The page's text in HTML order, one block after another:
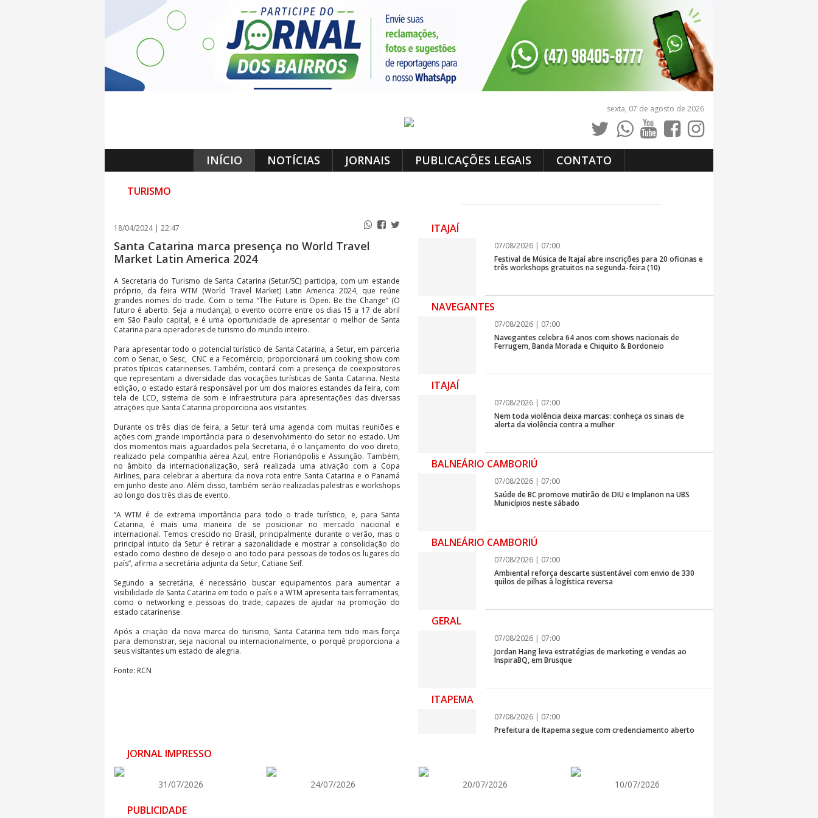
sexta, 07 de agosto de 2026
INÍCIO NOTÍCIAS JORNAIS PUBLICAÇÕES LEGAIS CONTATO
TURISMO
18/04/2024 | 22:47
Santa Catarina marca presença no World Travel
Market Latin America 2024
A Secretaria do Turismo de Santa Catarina (Setur/SC) participa, com um estande
próprio, da feira WTM (World Travel Market) Latin America 2024, que reúne
grandes nomes do trade. Com o tema “The Future is Open. Be the Change” (O
futuro é aberto. Seja a mudança), o evento ocorre entre os dias 15 a 17 de abril
em São Paulo capital, e é uma oportunidade de apresentar o melhor de Santa
Catarina para operadores de turismo do mundo inteiro.
Para apresentar todo o potencial turístico de Santa Catarina, a Setur, em parceria
com o Senac, o Sesc, CNC e a Fecomércio, proporcionará um cooking show com
pratos típicos catarinenses. Também, contará com a presença de coexpositores
que representam a diversidade das vocações turísticas de Santa Catarina. Nesta
edição, o estado estará responsável por um dos maiores estandes da feira, com
tela de LCD, sistema de som e infraestrutura para apresentações das diversas
atrações que Santa Catarina proporciona aos visitantes.
Durante os três dias de feira, a Setur terá uma agenda com muitas reuniões e
ações com grande importância para o desenvolvimento do setor no estado. Um
dos momentos mais aguardados pela Secretaria, é o lançamento do voo direto,
realizado pela companhia aérea Azul, entre Florianópolis e Assunção. Também,
no âmbito da internacionalização, será realizada uma ativação com a Copa
Airlines, para celebrar a abertura da nova rota entre Santa Catarina e o Panamá
em junho deste ano. Além disso, também serão realizadas palestras e workshops
ao longo dos três dias de evento.
“A WTM é de extrema importância para todo o trade turístico, e, para Santa
Catarina, é mais uma maneira de se posicionar no mercado nacional e
internacional. Temos crescido no Brasil, principalmente durante o verão, mas o
principal intuito da Setur é retirar a sazonalidade e mostrar a consolidação do
estado como destino de desejo o ano todo para pessoas de todos os lugares do
país”, afirma a secretária adjunta da Setur, Catiane Seif.
Segundo a secretária, é necessário buscar equipamentos para aumentar a
visibilidade de Santa Catarina em todo o país e a WTM apresenta tais ferramentas,
como o networking e pessoas do trade, capazes de ajudar na promoção do
estado catarinense.
Após a criação da nova marca do turismo, Santa Catarina tem tido mais força
para demonstrar, seja nacional ou internacionalmente, o porquê proporciona a
seus visitantes um estado de alegria.
Fonte: RCN
ITAJAÍ
07/08/2026 | 07:00
Festival de Música de Itajaí abre inscrições para 20 oficinas e
três workshops gratuitos na segunda-feira (10)
NAVEGANTES
07/08/2026 | 07:00
Navegantes celebra 64 anos com shows nacionais de
Ferrugem, Banda Morada e Chiquito & Bordoneio
ITAJAÍ
07/08/2026 | 07:00
Nem toda violência deixa marcas: conheça os sinais de
alerta da violência contra a mulher
BALNEÁRIO CAMBORIÚ
07/08/2026 | 07:00
Saúde de BC promove mutirão de DIU e Implanon na UBS
Municípios neste sábado
BALNEÁRIO CAMBORIÚ
07/08/2026 | 07:00
Ambiental reforça descarte sustentável com envio de 330
quilos de pilhas à logística reversa
GERAL
07/08/2026 | 07:00
Jordan Hang leva estratégias de marketing e vendas ao
InspiraBQ, em Brusque
ITAPEMA
07/08/2026 | 07:00
Prefeitura de Itapema segue com credenciamento aberto
JORNAL IMPRESSO
31/07/2026 24/07/2026 20/07/2026 10/07/2026
PUBLICIDADE